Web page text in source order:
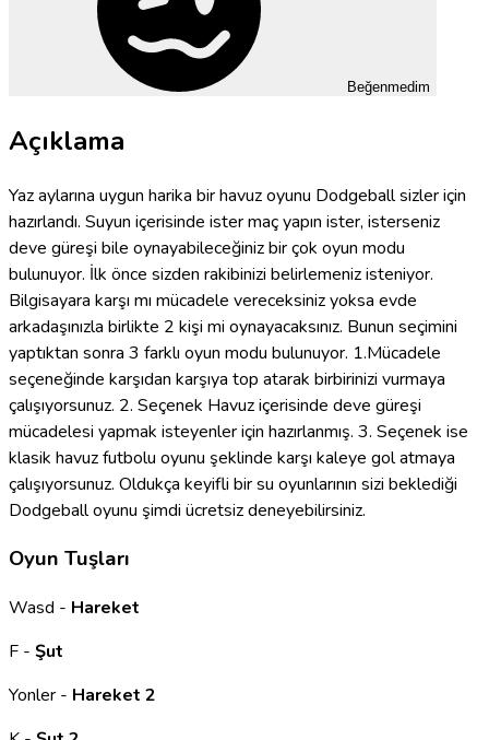
Beğenmedim
Açıklama
Yaz aylarına uygun harika bir havuz oyunu Dodgeball sizler için
hazırlandı. Suyun içerisinde ister maç yapın ister, isterseniz
deve güreşi bile oynayabileceğiniz bir çok oyun modu
bulunuyor. İlk önce sizden rakibinizi belirlemeniz isteniyor.
Bilgisayara karşı mı mücadele vereceksiniz yoksa evde
arkadaşınızla birlikte 2 kişi mi oynayacaksınız. Bunun seçimini
yaptıktan sonra 3 farklı oyun modu bulunuyor. 1.Mücadele
seçeneğinde karşıdan karşıya top atarak birbirinizi vurmaya
çalışıyorsunuz. 2. Seçenek Havuz içerisinde deve güreşi
mücadelesi yapmak isteyenler için hazırlanmış. 3. Seçenek ise
klasik havuz futbolu oyunu şeklinde karşı kaleye gol atmaya
çalışıyorsunuz. Oldukça keyifli bir su oyunlarının sizi beklediği
Dodgeball oyunu şimdi ücretsiz deneyebilirsiniz.
Oyun Tuşları
Wasd - Hareket
F - Şut
Yonler - Hareket 2